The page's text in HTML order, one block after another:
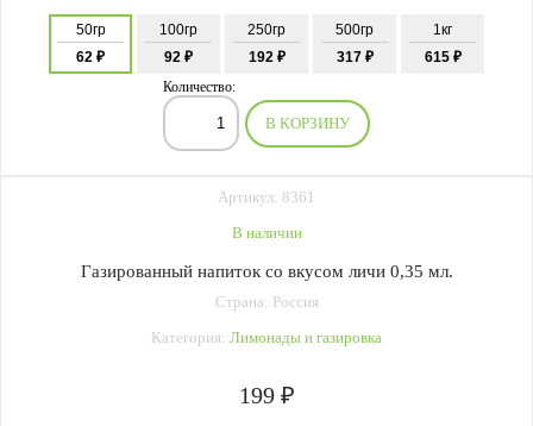
50гр
62 ₽
100гр
92 ₽
250гр
192 ₽
500гр
317 ₽
1кг
615 ₽
Количество:
В КОРЗИНУ
Артикул: 8361
В наличии
Газированный напиток со вкусом личи 0,35 мл.
Страна: Россия
Категория: Лимонады и газировка
199 ₽